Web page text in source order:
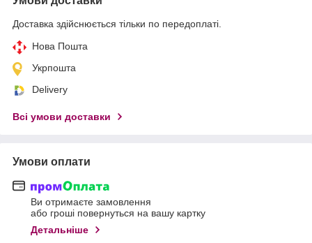
Доставка здійснюється тільки по передоплаті.
Нова Пошта
Укрпошта
Delivery
Всі умови доставки
Умови оплати
Ви отримаєте замовлення
або гроші повернуться на вашу картку
Детальніше